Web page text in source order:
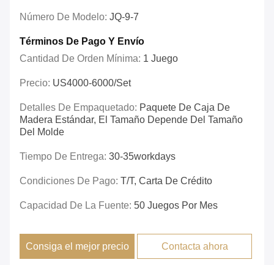
Número De Modelo: JQ-9-7
Términos De Pago Y Envío
Cantidad De Orden Mínima: 1 Juego
Precio: US4000-6000/set
Detalles De Empaquetado: Paquete De Caja De
Madera Estándar, El Tamaño Depende Del Tamaño
Del Molde
Tiempo De Entrega: 30-35workdays
Condiciones De Pago: T/T, Carta De Crédito
Capacidad De La Fuente: 50 Juegos Por Mes
Consiga el mejor precio Contacta ahora